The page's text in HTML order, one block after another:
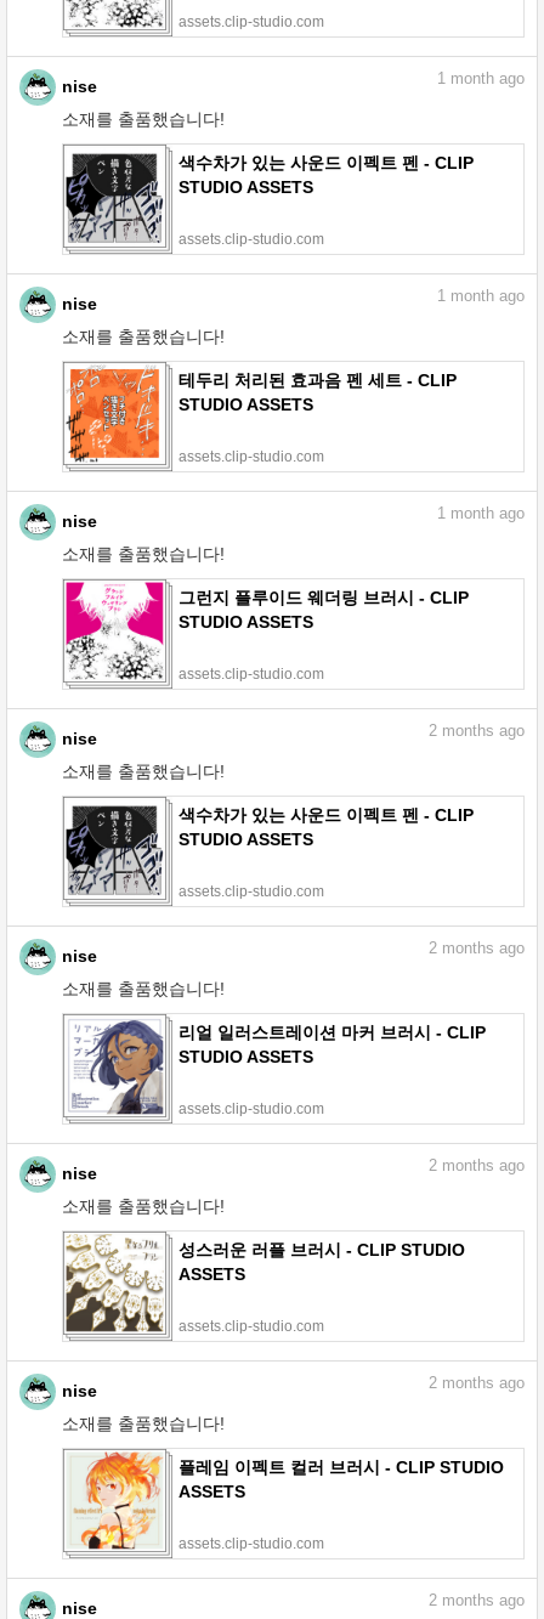
assets.clip-studio.com
nise
소재를 출품했습니다!
1 month ago
색수차가 있는 사운드 이펙트 펜 - CLIP
STUDIO ASSETS
assets.clip-studio.com
nise
소재를 출품했습니다!
1 month ago
테두리 처리된 효과음 펜 세트 - CLIP
STUDIO ASSETS
assets.clip-studio.com
nise
소재를 출품했습니다!
1 month ago
그런지 플루이드 웨더링 브러시 - CLIP
STUDIO ASSETS
assets.clip-studio.com
nise
소재를 출품했습니다!
2 months ago
색수차가 있는 사운드 이펙트 펜 - CLIP
STUDIO ASSETS
assets.clip-studio.com
nise
소재를 출품했습니다!
2 months ago
리얼 일러스트레이션 마커 브러시 - CLIP
STUDIO ASSETS
assets.clip-studio.com
nise
소재를 출품했습니다!
2 months ago
성스러운 러플 브러시 - CLIP STUDIO
ASSETS
assets.clip-studio.com
nise
소재를 출품했습니다!
2 months ago
플레임 이펙트 컬러 브러시 - CLIP STUDIO
ASSETS
assets.clip-studio.com
nise 2 months ago